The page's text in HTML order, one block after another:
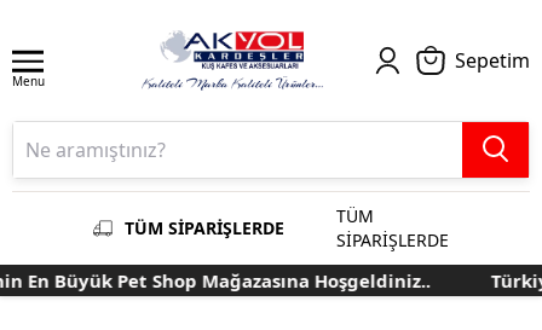
Menu
Sepetim
TÜM SİPARİŞLERDE
TÜM
SİPARİŞLERDE
Büyük Pet Shop Mağazasına Hoşgeldiniz..